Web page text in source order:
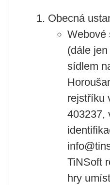
Obecná
Webové
(dále
sídlem
rejstříku
403237,
TiNSoft
hry